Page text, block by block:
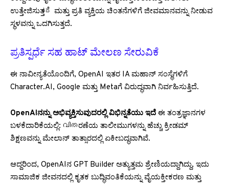
ಉತ್ತೇಜಿಸುತ್ತుంది ಮತ್ತು ಪ್ರತಿ ವ್ಯಕ್ತಿಯ ಚಿಂತನೆಗಳಿಗೆ ಜೀವಮಾನವನ್ನು ನೀಡುವ
ಸ್ಥಳವನ್ನು ಒದಗಿಸುತ್ತದೆ.
ಪ್ರತಿಸ್ಪರ್ಧೆ ಸಹ ಹಾಟ್ ಮೇಲಣ ಸೇರುವಿಕೆ
ಈ ನಾವೀನ್ಯತೆಯೊಂದಿಗೆ, OpenAI ಇತರ IA ಮಹಾನ್ ಸಂಸ್ಥೆಗಳಿಗೆ
Character.AI, Google ಮತ್ತು Metaಗೆ ವಿರುದ್ಧವಾಗಿ ನಿರ್ವಹಿಸುತ್ತಿದೆ.
OpenAIನನ್ನು ಅಭಿವ್ಯಕ್ತಿಸುವುದರಲ್ಲಿ ವಿಭಿನ್ನತೆಯು ಇದೆ ಈ ತಂತ್ರಜ್ಞಾನಗಳ
ಬಳಕೆದಾರಿಕೆಯಲ್ಲಿ: വിതರಣೆಯ ತಾಲೀಮುಗಳನ್ನು ಹೆಚ್ಚು ಕ್ರೀಡಮ್
ಶಿಕ್ಷಣವನ್ನು ಮೇಲಾನ್ ತಾತ್ಸಾರದಲ್ಲಿ ಏಕೀಬದ್ಧವಾಗಿವೆ.
ಆದ್ದರಿಂದ, OpenAIನ GPT Builder ಅತ್ಯುತ್ತಮ ಶ್ರೇಣಿಯದ್ದಾಗಿದ್ದು, ಇದು
ಸಾಮಾಜಿಕ ಜೀವನದಲ್ಲಿ ಕೃತಕ ಬುದ್ಧಿವಂತಿಕೆಯನ್ನು ವೈಯಕ್ತೀಕರಣ ಮತ್ತು